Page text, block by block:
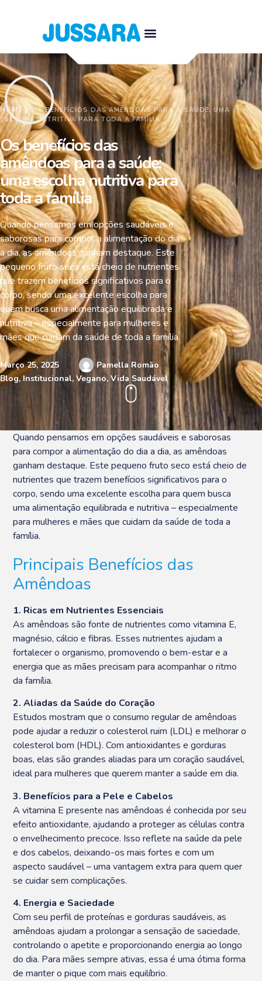
HOME \\ OS BENEFÍCIOS DAS AMÊNDOAS PARA A SAÚDE: UMA
ESCOLHA NUTRITIVA PARA TODA A FAMÍLIA
Os benefícios das
amêndoas para a saúde:
uma escolha nutritiva para
toda a família
Quando pensamos em opções saudáveis e
saborosas para compor a alimentação do dia
a dia, as amêndoas ganham destaque. Este
pequeno fruto seco está cheio de nutrientes
que trazem benefícios significativos para o
corpo, sendo uma excelente escolha para
quem busca uma alimentação equilibrada e
nutritiva – especialmente para mulheres e
mães que cuidam da saúde de toda a família.
Março 25, 2025
Pamella Romão
Blog,Institucional, Vegano, Vida Saudável
Quando pensamos em opções saudáveis e saborosas
para compor a alimentação do dia a dia, as amêndoas
ganham destaque. Este pequeno fruto seco está cheio de
nutrientes que trazem benefícios significativos para o
corpo, sendo uma excelente escolha para quem busca
uma alimentação equilibrada e nutritiva – especialmente
para mulheres e mães que cuidam da saúde de toda a
família.
Principais Benefícios das
Amêndoas
1. Ricas em Nutrientes Essenciais
As amêndoas são fonte de nutrientes como vitamina E,
magnésio, cálcio e fibras. Esses nutrientes ajudam a
fortalecer o organismo, promovendo o bem-estar e a
energia que as mães precisam para acompanhar o ritmo
da família.
2. Aliadas da Saúde do Coração
Estudos mostram que o consumo regular de amêndoas
pode ajudar a reduzir o colesterol ruim (LDL) e melhorar o
colesterol bom (HDL). Com antioxidantes e gorduras
boas, elas são grandes aliadas para um coração saudável,
ideal para mulheres que querem manter a saúde em dia.
3. Benefícios para a Pele e Cabelos
A vitamina E presente nas amêndoas é conhecida por seu
efeito antioxidante, ajudando a proteger as células contra
o envelhecimento precoce. Isso reflete na saúde da pele
e dos cabelos, deixando-os mais fortes e com um
aspecto saudável – uma vantagem extra para quem quer
se cuidar sem complicações.
4. Energia e Saciedade
Com seu perfil de proteínas e gorduras saudáveis, as
amêndoas ajudam a prolongar a sensação de saciedade,
controlando o apetite e proporcionando energia ao longo
do dia. Para mães sempre ativas, essa é uma ótima forma
de manter o pique com mais equilíbrio.